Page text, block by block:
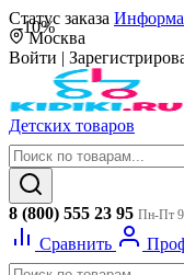
Статус заказа
Москва
Войти |
Детских товаров
8 (800) 555 23 95 Пн-Пт
Сравнить
-10%